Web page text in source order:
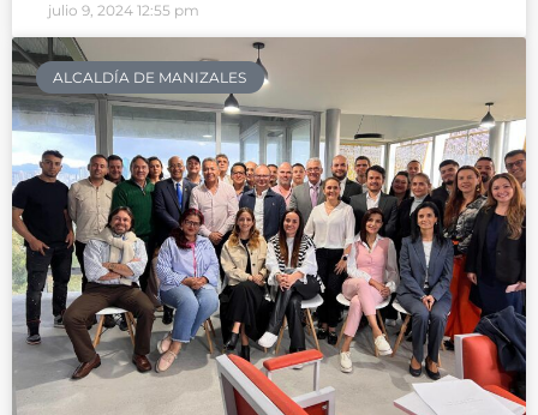
julio 9, 2024 12:55 pm
ALCALDÍA DE MANIZALES